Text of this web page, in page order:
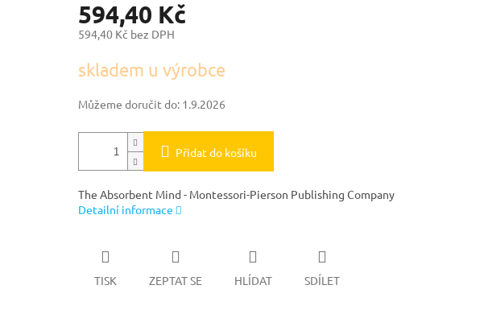
594,40 Kč
594,40 Kč bez DPH
cena:
skladem u výrobce
Můžeme doručit do: 1.9.2026
Přidat do košíku
The Absorbent Mind - Montessori-Pierson Publishing Company
Detailní informace
TISK ZEPTAT SE HLÍDAT SDÍLET